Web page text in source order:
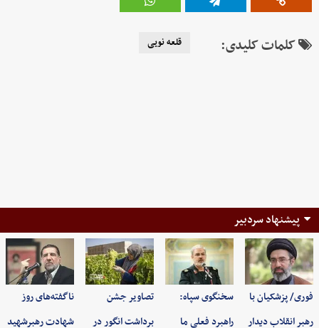
کلمات کلیدی: قلعه نویی
پیشنهاد سردبیر
فوری/ پزشکیان با
رهبر انقلاب دیدار
سخنگوی سپاه:
راهبرد فعلی ما
تصاویر جشن
برداشت انگور در
ناگفته‌های روز
شهادت رهبرشهید